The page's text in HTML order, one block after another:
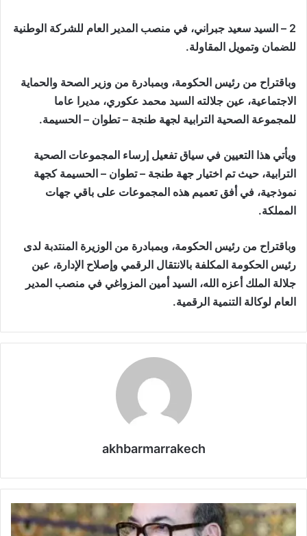
2 – السيد سعيد جبراني، في منصب المدير العام للشركة الوطنية
للضمان وتمويل المقاولة.
وباقتراح من رئيس الحكومة، وبمبادرة من وزير الصحة والحماية
الاجتماعية، عين جلالته السيد محمد عكوري، مديرا عاما
للمجموعة الصحية الترابية لجهة طنجة – تطوان – الحسيمة.
ويأتي هذا التعيين في سياق تفعيل إرساء المجموعات الصحية
الترابية، حيث تم اختيار جهة طنجة – تطوان – الحسيمة كجهة
نموذجية، في أفق تعميم هذه المجموعات على باقي جهات
المملكة.
وباقتراح من رئيس الحكومة، وبمبادرة من الوزيرة المنتدبة لدى
رئيس الحكومة المكلفة بالانتقال الرقمي وإصلاح الإدارة، عين
جلالة الملك أعزه الله، السيد أمين المزواغي في منصب المدير
العام لوكالة التنمية الرقمية.
akhbarmarrakech
ب